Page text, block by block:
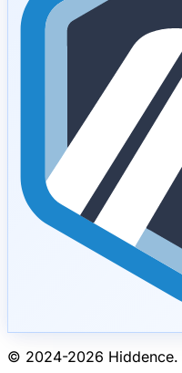
© 2024-2026 Hiddence.